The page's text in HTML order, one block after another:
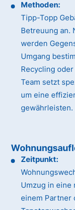
Methoden:
Tipp-Topp
Betreuung an.
werden
Umgang
Recycling
Team setzt
um eine
gewährleisten.
Zeitpunkt:
Umzug in eine
einem Partner